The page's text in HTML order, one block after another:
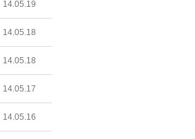
14.05.19
14.05.18
14.05.18
14.05.17
14.05.16